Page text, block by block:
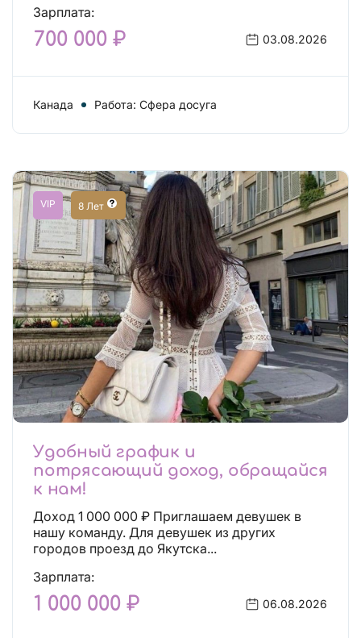
Зарплата:
700 000 ₽ 03.08.2026
Канада Работа: Сфера досуга
VIP 8 Лет
Удобный график и
потрясающий доход, обращайся
к нам!
Доход 1 000 000 ₽ Приглашаем девушек в
нашу команду. Для девушек из других
городов проезд до Якутска...
Зарплата:
1 000 000 ₽ 06.08.2026